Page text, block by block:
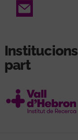
Email
part